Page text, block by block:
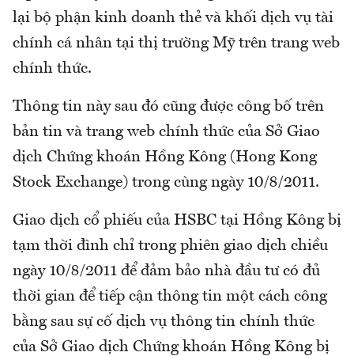
lại bộ phận kinh doanh thẻ và khối dịch vụ tài
chính cá nhân tại thị trường Mỹ trên trang web
chính thức.
Thông tin này sau đó cũng được công bố trên
bản tin và trang web chính thức của Sở Giao
dịch Chứng khoán Hồng Kông (Hong Kong
Stock Exchange) trong cùng ngày 10/8/2011.
Giao dịch cổ phiếu của HSBC tại Hồng Kông bị
tạm thời đình chỉ trong phiên giao dịch chiều
ngày 10/8/2011 để đảm bảo nhà đầu tư có đủ
thời gian để tiếp cận thông tin một cách công
bằng sau sự cố dịch vụ thông tin chính thức
của Sở Giao dịch Chứng khoán Hồng Kông bị